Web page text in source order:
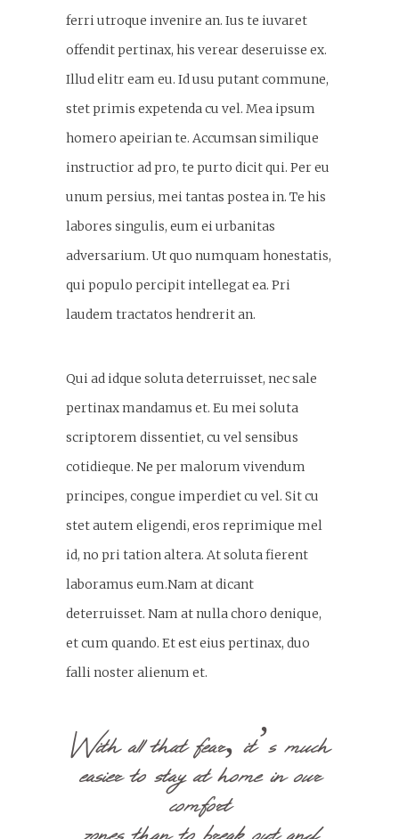
ferri utroque invenire an. Ius te iuvaret
offendit pertinax, his verear deseruisse ex.
Illud elitr eam eu. Id usu putant commune,
stet primis expetenda cu vel. Mea ipsum
homero apeirian te. Accumsan similique
instructior ad pro, te purto dicit qui. Per eu
unum persius, mei tantas postea in. Te his
labores singulis, eum ei urbanitas
adversarium. Ut quo numquam honestatis,
qui populo percipit intellegat ea. Pri
laudem tractatos hendrerit an.
Qui ad idque soluta deterruisset, nec sale
pertinax mandamus et. Eu mei soluta
scriptorem dissentiet, cu vel sensibus
cotidieque. Ne per malorum vivendum
principes, congue imperdiet cu vel. Sit cu
stet autem eligendi, eros reprimique mel
id, no pri tation altera. At soluta fierent
laboramus eum.Nam at dicant
deterruisset. Nam at nulla choro denique,
et cum quando. Et est eius pertinax, duo
falli noster alienum et.
With all that fear, it’s much
easier to stay at home in our
comfort